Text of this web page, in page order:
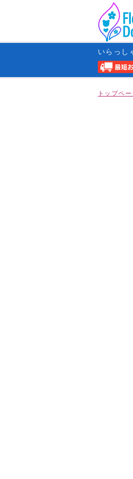
いらっし
トップペー